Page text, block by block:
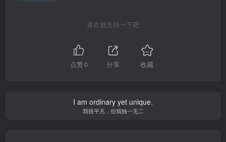
喜欢就支持一下吧
点赞0 分享 收藏
I am ordinary yet unique.
我很平凡，但我独一无二